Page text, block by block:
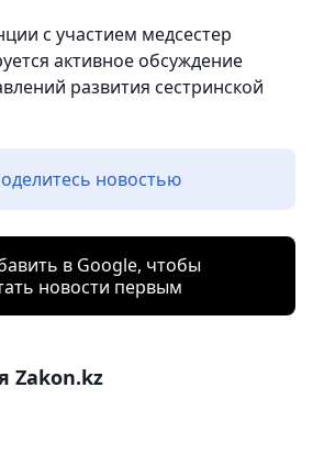
с участием медсестер
активное обсуждение
развития сестринской
новостью
в Google, чтобы
новости первым
Zakon.kz